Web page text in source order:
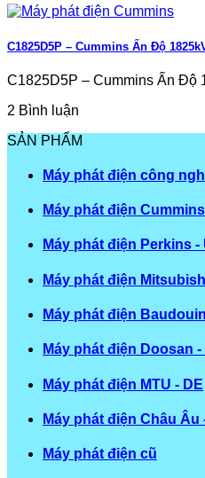
C1825D5P – Cummins Ấn Độ
C1825D5P – Cummins Ấn Độ
2 Bình luận
SẢN PHẨM
Máy phát điện công
Máy phát điện
Máy phát điện Perkins -
Máy phát điện
Máy phát điện
Máy phát điện Doosan -
Máy phát điện MTU - DE
Máy phát điện Châu Âu
Máy phát điện cũ